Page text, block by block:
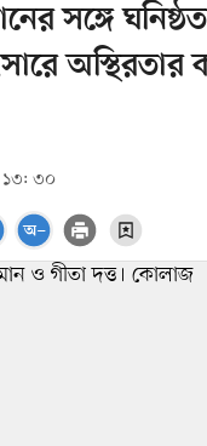
সঙ্গে
অস্থিরতার
১৩: ৩০